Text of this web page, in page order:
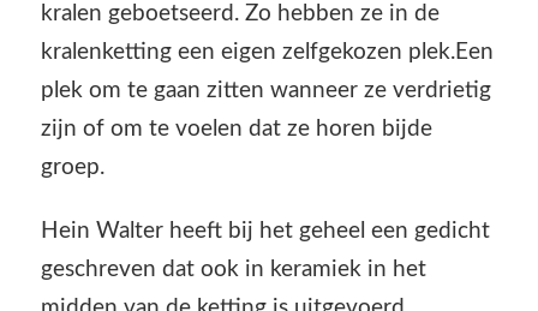
kralen geboetseerd. Zo hebben ze in de
kralenketting een eigen zelfgekozen plek.Een
plek om te gaan zitten wanneer ze verdrietig
zijn of om te voelen dat ze horen bijde
groep.
Hein Walter heeft bij het geheel een gedicht
geschreven dat ook in keramiek in het